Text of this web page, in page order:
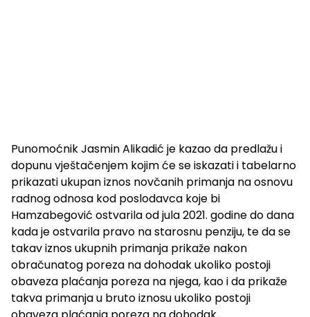
Punomoćnik Jasmin Alikadić je kazao da predlažu i
dopunu vještačenjem kojim će se iskazati i tabelarno
prikazati ukupan iznos novčanih primanja na osnovu
radnog odnosa kod poslodavca koje bi
Hamzabegović ostvarila od jula 2021. godine do dana
kada je ostvarila pravo na starosnu penziju, te da se
takav iznos ukupnih primanja prikaže nakon
obračunatog poreza na dohodak ukoliko postoji
obaveza plaćanja poreza na njega, kao i da prikaže
takva primanja u bruto iznosu ukoliko postoji